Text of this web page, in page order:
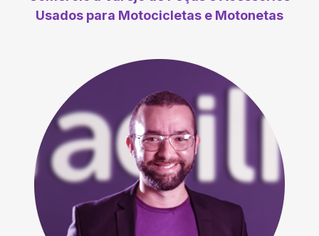
Usados para Motocicletas e Motonetas